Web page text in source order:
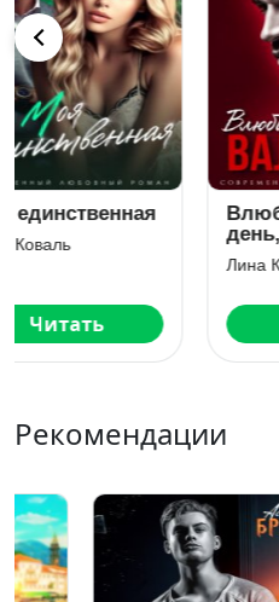
Влюби меня за
Читать
Рекомендации